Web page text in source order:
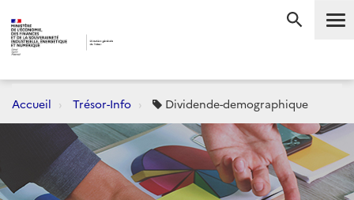
Accueil Trésor-Info Dividende-demographique